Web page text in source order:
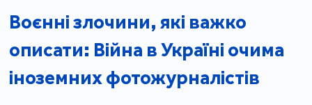
Воєнні злочини, які важко
описати: Війна в Україні очима
іноземних фотожурналістів